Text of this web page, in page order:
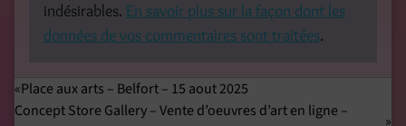
indésirables. En savoir plus sur la façon dont les
données de vos commentaires sont traitées.
Place aux arts – Belfort – 15 aout 2025
Concept Store Gallery – Vente d’oeuvres d’art en ligne –